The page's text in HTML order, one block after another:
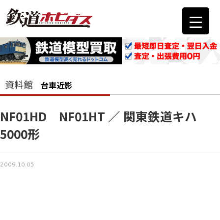
資料館 台車近影
NF01HD NF01HT ／ 関東鉄道キハ
5000形
2009.10.05